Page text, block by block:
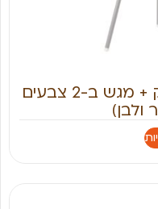
כסא לתינוק גבוה מפלסטיק + מגש ב-2 צבעים
ולבן)